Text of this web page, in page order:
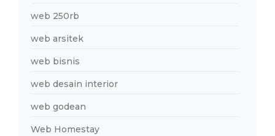
web 250rb
web arsitek
web bisnis
web desain interior
web godean
Web Homestay